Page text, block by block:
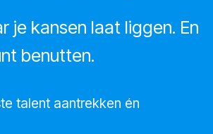
je kansen laat liggen. En
benutten.
talent aantrekken én